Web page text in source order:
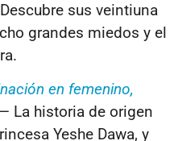
sus veintiuna
grandes miedos y el
en femenino,
La historia de origen
Yeshe Dawa, y